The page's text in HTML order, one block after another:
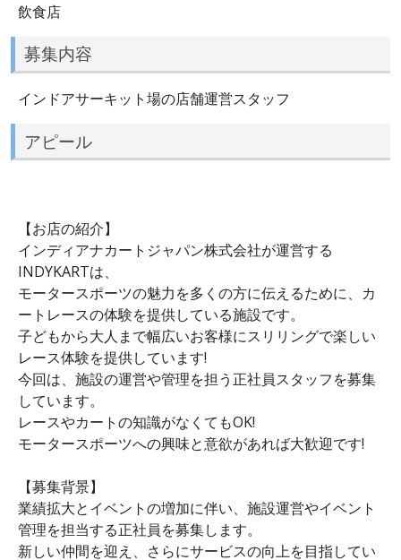
飲食店
募集内容
インドアサーキット場の店舗運営スタッフ
アピール
【お店の紹介】
インディアナカートジャパン株式会社が運営する
INDYKARTは、
モータースポーツの魅力を多くの方に伝えるために、カ
ートレースの体験を提供している施設です。
子どもから大人まで幅広いお客様にスリリングで楽しい
レース体験を提供しています!
今回は、施設の運営や管理を担う正社員スタッフを募集
しています。
レースやカートの知識がなくてもOK!
モータースポーツへの興味と意欲があれば大歓迎です!
【募集背景】
業績拡大とイベントの増加に伴い、施設運営やイベント
管理を担当する正社員を募集します。
新しい仲間を迎え、さらにサービスの向上を目指してい